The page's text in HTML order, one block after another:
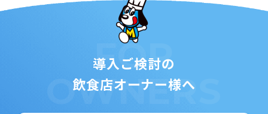
導入ご検討の
飲食店オーナー様へ
FOR
OWNERS